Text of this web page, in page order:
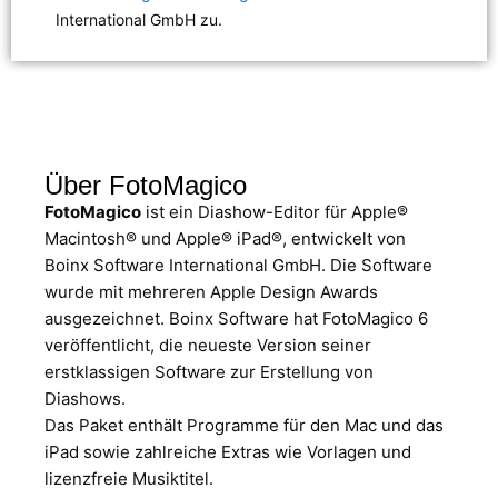
International GmbH zu.
Über FotoMagico
FotoMagico ist ein Diashow-Editor für Apple®
Macintosh® und Apple® iPad®, entwickelt von
Boinx Software International GmbH. Die Software
wurde mit mehreren Apple Design Awards
ausgezeichnet. Boinx Software hat FotoMagico 6
veröffentlicht, die neueste Version seiner
erstklassigen Software zur Erstellung von
Diashows.
Das Paket enthält Programme für den Mac und das
iPad sowie zahlreiche Extras wie Vorlagen und
lizenzfreie Musiktitel.